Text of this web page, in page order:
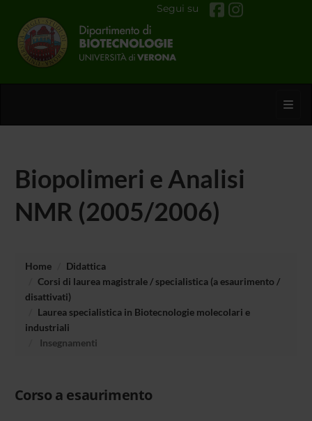
Segui su
Biopolimeri e Analisi
NMR (2005/2006)
Home
Didattica
Corsi di laurea magistrale / specialistica (a esaurimento /
disattivati)
Laurea specialistica in Biotecnologie molecolari e
industriali
Insegnamenti
Corso a esaurimento